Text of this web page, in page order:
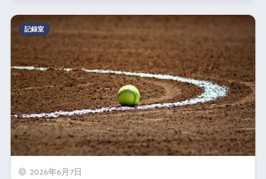
2026年6月7日
記録室